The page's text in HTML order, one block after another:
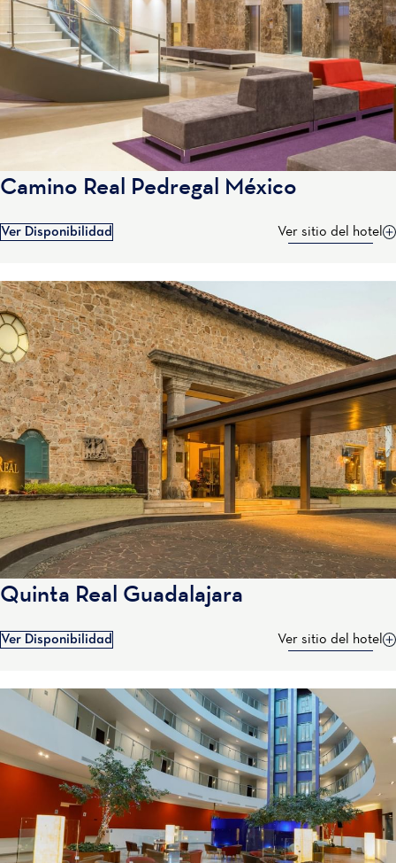
Camino Real Pedregal México
Ver Disponibilidad Ver sitio del hotel
Quinta Real Guadalajara
Ver Disponibilidad Ver sitio del hotel